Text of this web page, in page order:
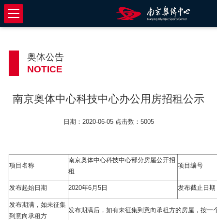
奥体公告
NOTICE
南京奥体中心科技中心办公用房招租公示
日期：2020-06-05 点击数：5005
项目名称
南京奥体中心科技中心部分房屋公开招
租
项目编号
发布起始日期 2020年6月5日 发布截止日期
发布期满，如未征集
到意向承租方
发布期满后，如有未征集到意向承租方的房屋，按一